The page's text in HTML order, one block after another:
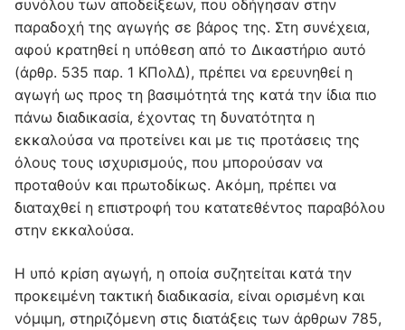
συνόλου των αποδείξεων, που οδήγησαν στην
παραδοχή της αγωγής σε βάρος της. Στη συνέχεια,
αφού κρατηθεί η υπόθεση από το Δικαστήριο αυτό
(άρθρ. 535 παρ. 1 ΚΠολΔ), πρέπει να ερευνηθεί η
αγωγή ως προς τη βασιμότητά της κατά την ίδια πιο
πάνω διαδικασία, έχοντας τη δυνατότητα η
εκκαλούσα να προτείνει και με τις προτάσεις της
όλους τους ισχυρισμούς, που μπορούσαν να
προταθούν και πρωτοδίκως. Ακόμη, πρέπει να
διαταχθεί η επιστροφή του κατατεθέντος παραβόλου
στην εκκαλούσα.
Η υπό κρίση αγωγή, η οποία συζητείται κατά την
προκειμένη τακτική διαδικασία, είναι ορισμένη και
νόμιμη, στηριζόμενη στις διατάξεις των άρθρων 785,